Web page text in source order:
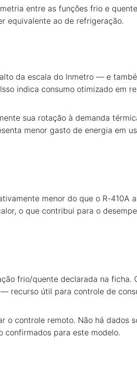
entre as funções frio e
equivalente ao de refrigeração.
da escala do Inmetro — e
indica consumo otimizado em
sua rotação à demanda
menor gasto de energia em
menor do que o R-410A
o que contribui para o
frio/quente declarada na ficha.
recurso útil para controle de
o controle remoto. Não há dados
confirmados para este modelo.